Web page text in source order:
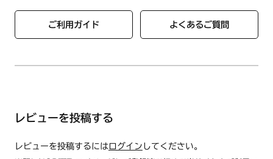
1SVL,C3W99RDTS1SVR,C3W99RDTS2SVL,C3W99
RDTS2SVR,C3W99RDTS3STL,C3W99RDTS3STR,C
C3WA6RDTS2SVL,C3WA6RDTS2SVR,C3WA6RDTS
A8RDTS3STLJA,C3WA8RDTS3STR,C3WA8RDTS3
SR,C3WA8RDTSRJA,C3WA8RDTSSVL,C3WA8RDT
ご利用ガイド よくあるご質問
レビューを投稿する
レビューを投稿するにはログイン してください。